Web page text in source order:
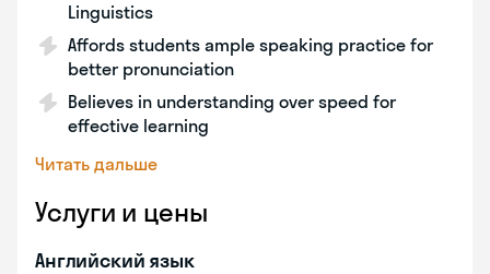
Linguistics
Affords students ample speaking practice for
better pronunciation
Believes in understanding over speed for
effective learning
Читать дальше
Услуги и цены
Английский язык